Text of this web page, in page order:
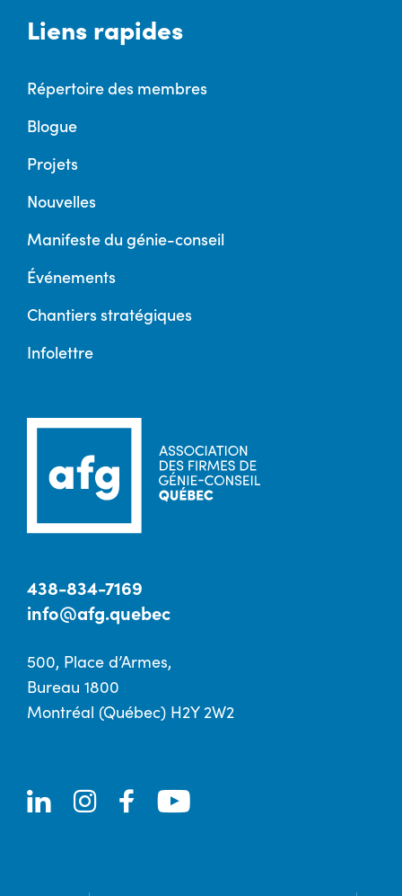
Liens rapides
Répertoire des membres
Blogue
Projets
Nouvelles
Manifeste du génie-conseil
Événements
Chantiers stratégiques
Infolettre
438-834-7169
info@afg.quebec
500, Place d’Armes,
Bureau 1800
Montréal (Québec) H2Y 2W2